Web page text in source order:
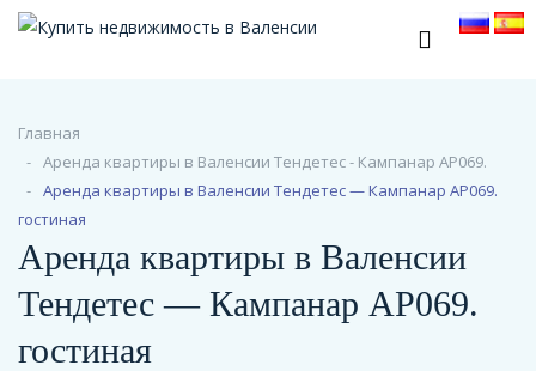
Главная
Аренда квартиры в Валенсии Тендетес - Кампанар АР069.
Аренда квартиры в Валенсии Тендетес — Кампанар АР069.
гостиная
Аренда квартиры в Валенсии
Тендетес — Кампанар АР069.
гостиная